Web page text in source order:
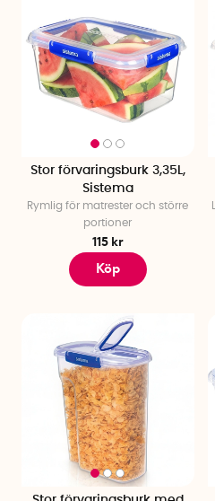
Stor förvaringsburk 3,35L,
Sistema
Rymlig för matrester och större
portioner
115 kr
Köp